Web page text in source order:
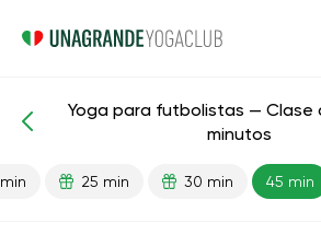
Lecciones preparadas Deporte
Yoga para futbolistas — Clase
minutos
25 min 30 min 45 min